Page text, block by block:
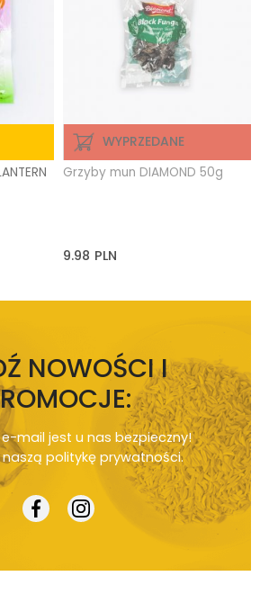
WYPRZEDANE
Grzyby mun DIAMOND 50g
9.98 PLN
NOWOŚCI I
mail jest u nas bezpieczny!
politykę prywatności.